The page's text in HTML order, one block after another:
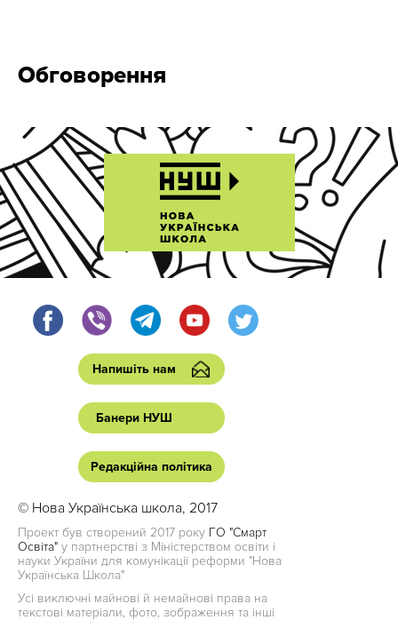
Обговорення
Напишіть нам
Банери НУШ
Редакційна політика
© Нова Українська школа, 2017
Проект був створений 2017 року ГО "Смарт
Освіта" у партнерстві з Міністерством освіти і
науки України для комунікації реформи "Нова
Українська Школа"
Усі виключні майнові й немайнові права на
текстові матеріали, фото, зображення та інші